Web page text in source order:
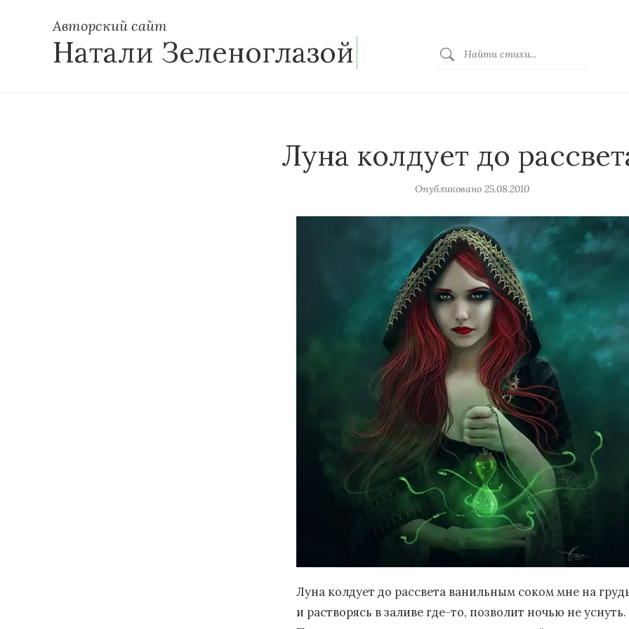
Авторский сайт
Натали Зеленоглазой
Луна колдует до
Опубликовано 25.08.2010
Луна колдует до рассвета ванильным соком мне на
и растворясь в заливе где-то, позволит ночью не уснуть.